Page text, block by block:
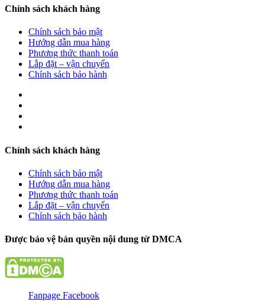
Chính sách khách hàng
Chính sách bảo mật
Hướng dẫn mua hàng
Phương thức thanh toán
Lắp đặt – vận chuyển
Chính sách bảo hành
Chính sách khách hàng
Chính sách bảo mật
Hướng dẫn mua hàng
Phương thức thanh toán
Lắp đặt – vận chuyển
Chính sách bảo hành
Được bảo vệ bản quyền nội dung từ DMCA
Fanpage Facebook